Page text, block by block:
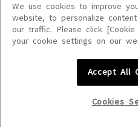
を問わず、著作権法の定める範囲を超えて
を禁じます。
楽曲及びコンテンツは、機種によりご利用
楽曲及びコンテンツの配信日、配信内容が
We use cookies to improve
website, to personalize
our traffic. Please click
your cookie settings on our
Accept All
Cookies